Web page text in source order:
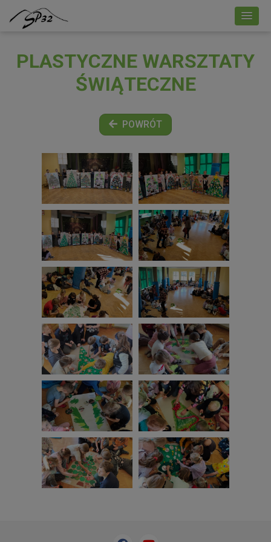
PLASTYCZNE WARSZTATY
ŚWIĄTECZNE
POWRÓT